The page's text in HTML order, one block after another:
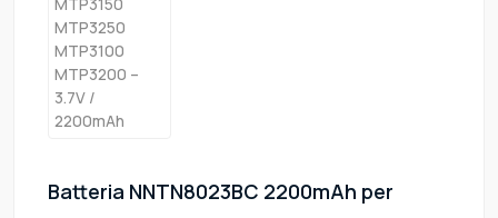
Batteria NNTN8023BC 2200mAh per